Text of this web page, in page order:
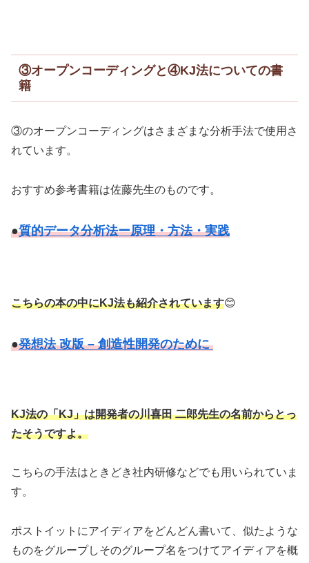
③オープンコーディングと④KJ法についての書
籍
③のオープンコーディングはさまざまな分析手法で使用さ
れています。
おすすめ参考書籍は佐藤先生のものです。
●質的データ分析法ー原理・方法・実践
こちらの本の中にKJ法も紹介されています😊
●発想法 改版 – 創造性開発のために
KJ法の「KJ」は開発者の川喜田 二郎先生の名前からとっ
たそうですよ。
こちらの手法はときどき社内研修などでも用いられていま
す。
ポストイットにアイディアをどんどん書いて、似たような
ものをグループしそのグループ名をつけてアイディアを概